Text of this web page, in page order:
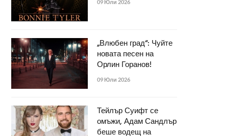
09 Юли 2026
„Влюбен град“: Чуйте
новата песен на
Орлин Горанов!
09 Юли 2026
Тейлър Суифт се
омъжи, Адам Сандлър
беше водещ на